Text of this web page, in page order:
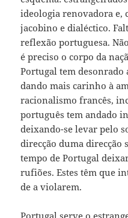
ideologia renovadora e,
jacobino e dialéctico.
reflexão portuguesa.
é preciso o corpo da
Portugal tem
dando mais carinho à
racionalismo francês,
português tem andado
deixando-se levar pelo
direcção duma direcção
tempo de Portugal
rufiões. Estes têm que
de a violarem.